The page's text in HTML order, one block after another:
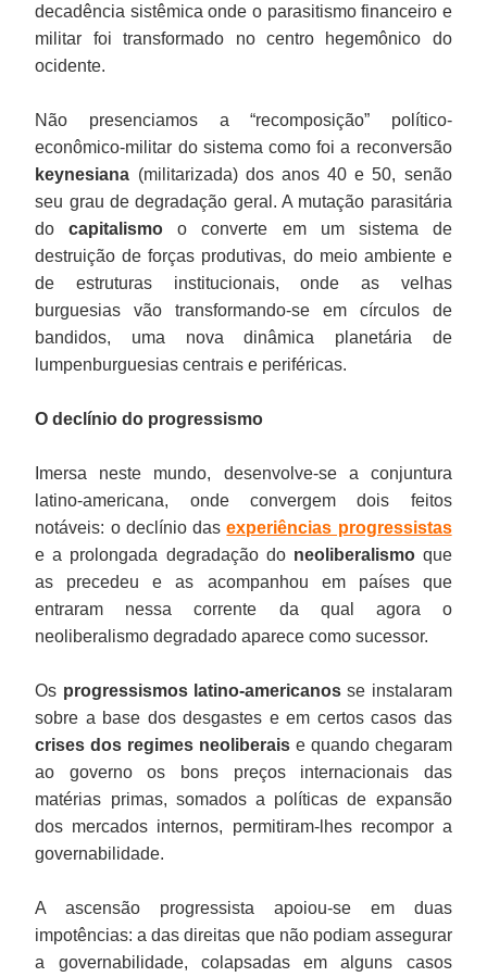
decadência sistêmica onde o parasitismo financeiro e
militar foi transformado no centro hegemônico do
ocidente.
Não presenciamos a “recomposição” político-
econômico-militar do sistema como foi a reconversão
keynesiana (militarizada) dos anos 40 e 50, senão
seu grau de degradação geral. A mutação parasitária
docapitalismo o converte em um sistema de
destruição de forças produtivas, do meio ambiente e
de estruturas institucionais, onde as velhas
burguesias vão transformando-se em círculos de
bandidos, uma nova dinâmica planetária de
lumpenburguesias centrais e periféricas.
O declínio do progressismo
Imersa neste mundo, desenvolve-se a conjuntura
latino-americana, onde convergem dois feitos
notáveis: o declínio dasexperiências progressistas
e a prolongada degradação do neoliberalismoque
as precedeu e as acompanhou em países que
entraram nessa corrente da qual agora o
neoliberalismo degradado aparece como sucessor.
Os progressismos latino-americanos se instalaram
sobre a base dos desgastes e em certos casos das
crises dos regimes neoliberais e quando chegaram
ao governo os bons preços internacionais das
matérias primas, somados a políticas de expansão
dos mercados internos, permitiram-lhes recompor a
governabilidade.
A ascensão progressista apoiou-se em duas
impotências: a das direitas que não podiam assegurar
a governabilidade, colapsadas em alguns casos